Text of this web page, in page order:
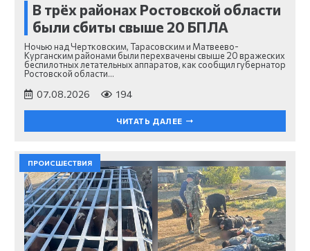
В трёх районах Ростовской области
были сбиты свыше 20 БПЛА
Ночью над Чертковским, Тарасовским и Матвеево-
Курганским районами были перехвачены свыше 20 вражеских
беспилотных летательных аппаратов, как сообщил губернатор
Ростовской области…
07.08.2026 194
ЧИТАТЬ ДАЛЕЕ
ПРОИСШЕСТВИЯ